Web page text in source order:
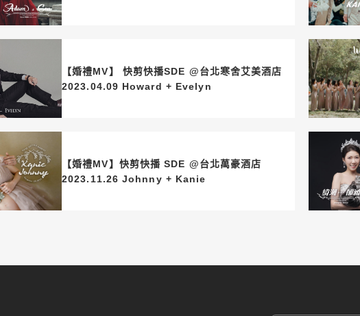
【婚禮MV】 快剪快播SDE @台北寒舍艾美酒店
2023.04.09 Howard + Evelyn
【婚禮MV】快剪快播 SDE @台北萬豪酒店
2023.11.26 Johnny + Kanie